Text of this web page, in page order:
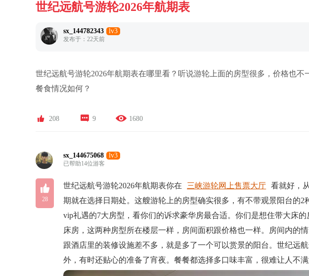
世纪远航号游轮2026年航期表
sx_144782343 lv3
发布于：22天前
世纪远航号游轮2026年航期表在哪里看？听说游轮上面的房型很多，价格也
餐食情况如何？
 208  9  1680
sx_144675068 lv3
已帮助14位游客

28
世纪远航号游轮2026年航期表你在 三峡游轮网上售票大厅 看就好，
期就在选择日期处。这艘游轮上的房型确实很多，有不带观景阳台的
vip礼遇的7大房型，看你们的诉求豪华房最合适。你们是想住带大床
床房，这两种房型所在楼层一样，房间面积跟价格也一样。房间内的
跟酒店里的装修设施差不多，就是多了一个可以赏景的阳台。世纪远
外，有时还贴心的准备了宵夜。餐餐都选择多口味丰富，很难让人不